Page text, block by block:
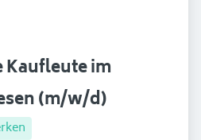
im
(m/w/d)